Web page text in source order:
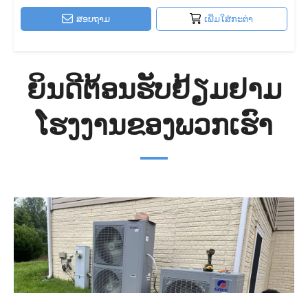
ສອບຖາມ ເພີ່ມໃສ່ກະຕ່າ
ຍິນດີຕ້ອນຮັບຢ້ຽມຢາມ
ໂຮງງານຂອງພວກເຮົາ